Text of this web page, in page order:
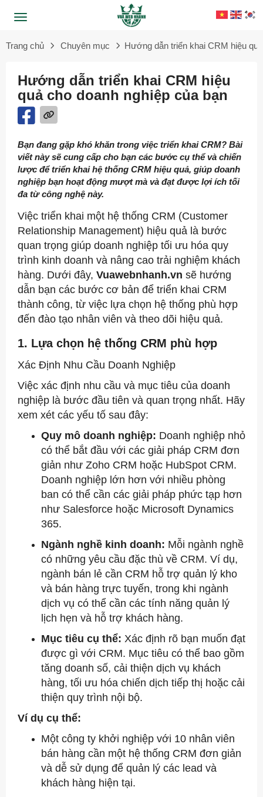
Trang chủ Chuyên mục Hướng dẫn triển khai CRM hiệu
Hướng dẫn triển khai CRM hiệu
quả cho doanh nghiệp của bạn
Bạn đang gặp khó khăn trong việc triển khai CRM? Bài
viết này sẽ cung cấp cho bạn các bước cụ thể và chiến
lược để triển khai hệ thống CRM hiệu quả, giúp doanh
nghiệp bạn hoạt động mượt mà và đạt được lợi ích tối
đa từ công nghệ này.
Việc triển khai một hệ thống CRM (Customer
Relationship Management) hiệu quả là bước
quan trọng giúp doanh nghiệp tối ưu hóa quy
trình kinh doanh và nâng cao trải nghiệm khách
hàng. Dưới đây, Vuawebnhanh.vn sẽ hướng
dẫn bạn các bước cơ bản để triển khai CRM
thành công, từ việc lựa chọn hệ thống phù hợp
đến đào tạo nhân viên và theo dõi hiệu quả.
1. Lựa chọn hệ thống CRM phù hợp
Xác Định Nhu Cầu Doanh Nghiệp
Việc xác định nhu cầu và mục tiêu của doanh
nghiệp là bước đầu tiên và quan trọng nhất. Hãy
xem xét các yếu tố sau đây:
Quy mô doanh nghiệp: Doanh nghiệp nhỏ
có thể bắt đầu với các giải pháp CRM đơn
giản như Zoho CRM hoặc HubSpot CRM.
Doanh nghiệp lớn hơn với nhiều phòng
ban có thể cần các giải pháp phức tạp hơn
như Salesforce hoặc Microsoft Dynamics
365.
Ngành nghề kinh doanh: Mỗi ngành nghề
có những yêu cầu đặc thù về CRM. Ví dụ,
ngành bán lẻ cần CRM hỗ trợ quản lý kho
và bán hàng trực tuyến, trong khi ngành
dịch vụ có thể cần các tính năng quản lý
lịch hẹn và hỗ trợ khách hàng.
Mục tiêu cụ thể: Xác định rõ bạn muốn đạt
được gì với CRM. Mục tiêu có thể bao gồm
tăng doanh số, cải thiện dịch vụ khách
hàng, tối ưu hóa chiến dịch tiếp thị hoặc cải
thiện quy trình nội bộ.
Ví dụ cụ thể:
Một công ty khởi nghiệp với 10 nhân viên
bán hàng cần một hệ thống CRM đơn giản
và dễ sử dụng để quản lý các lead và
khách hàng hiện tại.